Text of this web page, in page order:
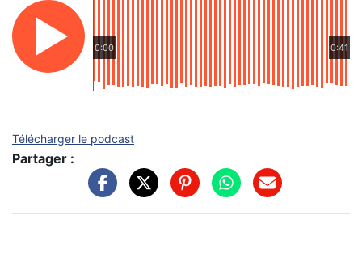
0:00 0:41
Télécharger le podcast
Partager :